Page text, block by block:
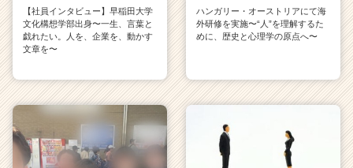
【社員インタビュー】早稲田大学
文化構想学部出身〜一生、言葉と
戯れたい。人を、企業を、動かす
文章を〜
ハンガリー・オーストリアにて海
外研修を実施〜“人”を理解するた
めに、歴史と心理学の原点へ〜